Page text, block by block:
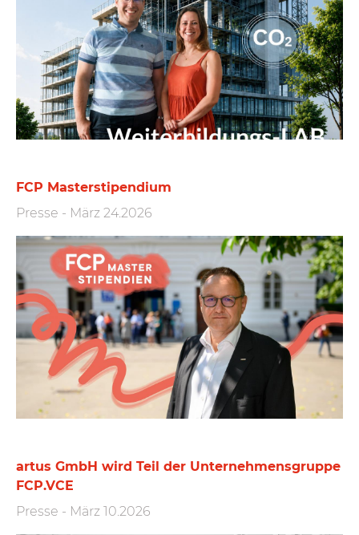
FCP Masterstipendium
Presse - März 24.2026
artus GmbH wird Teil der Unternehmensgruppe
FCP.VCE
Presse - März 10.2026